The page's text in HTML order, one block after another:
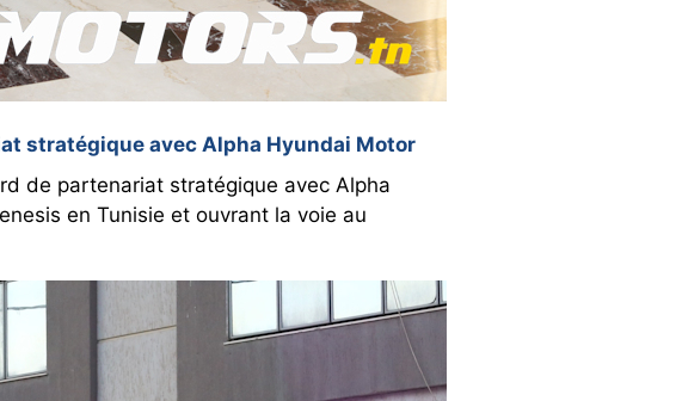
stratégique avec Alpha Hyundai Motor
de partenariat stratégique avec Alpha
en Tunisie et ouvrant la voie au